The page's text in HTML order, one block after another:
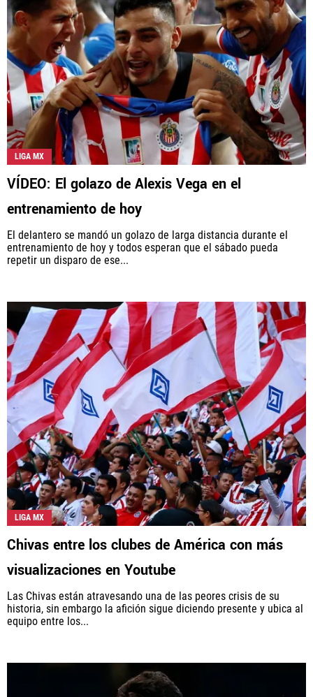
LIGA MX
VÍDEO: El golazo de Alexis Vega en el
entrenamiento de hoy
El delantero se mandó un golazo de larga distancia durante el
entrenamiento de hoy y todos esperan que el sábado pueda
repetir un disparo de ese...
LIGA MX
Chivas entre los clubes de América con más
visualizaciones en Youtube
Las Chivas están atravesando una de las peores crisis de su
historia, sin embargo la afición sigue diciendo presente y ubica al
equipo entre los...